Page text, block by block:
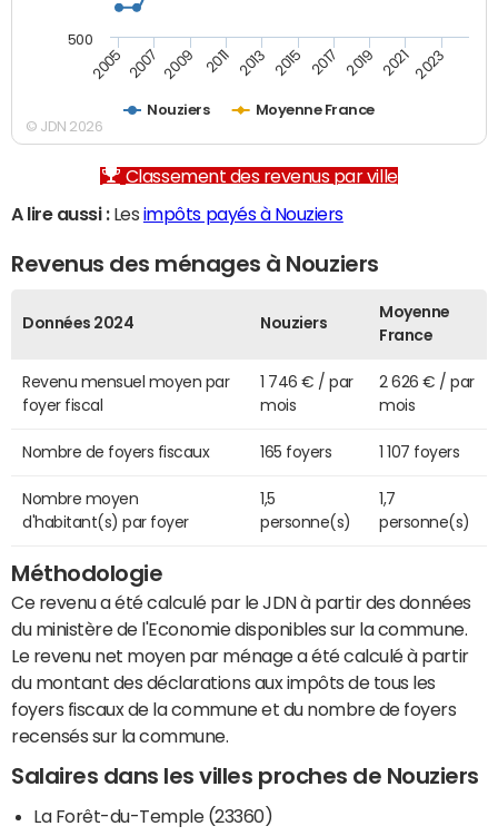
Nouziers Moyenne France
2005 2007 2009 2011 2013 2015 2017 2019 2021 2023
500
© JDN 2026
Classement des revenus par ville
A lire aussi :Les impôts payés à Nouziers
Revenus des ménages à Nouziers
Données 2024 Nouziers
Moyenne
France
Revenu mensuel moyen par
foyer fiscal
1 746 € / par
mois
2 626 € / par
mois
Nombre de foyers fiscaux 165 foyers 1 107 foyers
Nombre moyen
d'habitant(s) par foyer
1,5
personne(s)
1,7
personne(s)
Méthodologie
Ce revenu a été calculé par le JDN à partir des données
du ministère de l'Economie disponibles sur la commune.
Le revenu net moyen par ménage a été calculé à partir
du montant des déclarations aux impôts de tous les
foyers fiscaux de la commune et du nombre de foyers
recensés sur la commune.
Salaires dans les villes proches de Nouziers
La Forêt-du-Temple (23360)